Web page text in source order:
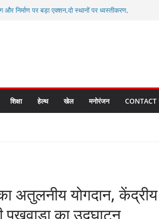
और निर्माण पर बड़ा एक्शन,दो स्थानों पर ध्वस्तीकरण,
टू ग्लोबल’ के संकल्प को आगे बढ़ा रही उत्तराखंड
के पदक विजेताओं और प्रशिक्षकों को
क्रीड़ा विश्वविद्यालय गौलापार के निर्माण कार्यों की
शिक्षा हेल्थ खेल मनोरंजन CONTACT
अतुलनीय योगदान,
पखवाड़ा का उद्घाटन